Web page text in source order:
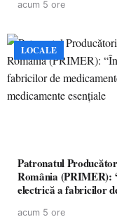
acum 5 ore
LOCALE
Patronatul
România (PRIMER):
electrică a fabricilor
acum 5 ore